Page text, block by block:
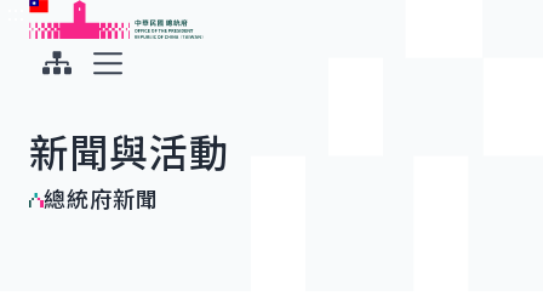
跳到主要內容
中華民國總統府
新聞與活動
總統府新聞